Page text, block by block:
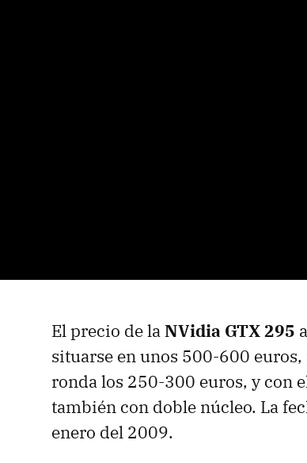
El precio de laNVidia GTX295
situarse en unos 500-600
ronda los 250-300 euros, y con
también con doble núcleo. La
enero del 2009.